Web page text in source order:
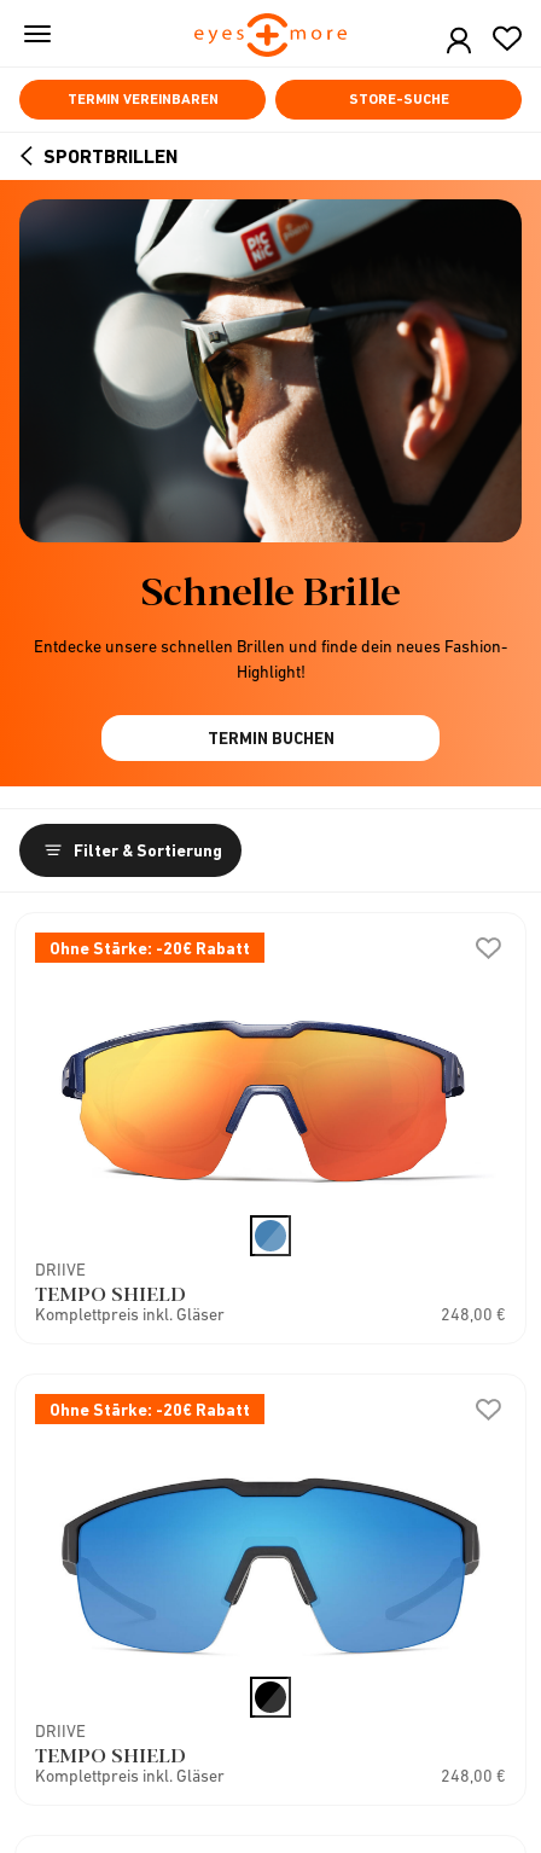
Skip
content
TERMIN VEREINBAREN STORE-SUCHE
ARROW
BACK
SPORTBRILLEN
Schnelle Brille
Entdecke unsere schnellen Brillen und finde dein neues Fashion-
Highlight!
TERMIN BUCHEN
Filter & Sortierung
Ohne Stärke: -20€ Rabatt
DRIIVE
TEMPO SHIELD
Komplettpreis inkl. Gläser 248,00 €
Ohne Stärke: -20€ Rabatt
DRIIVE
TEMPO SHIELD
Komplettpreis inkl. Gläser 248,00 €